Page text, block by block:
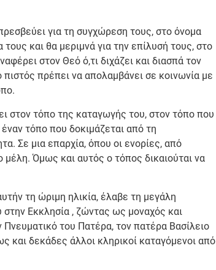
για τη συγχώρεση τους, στο όνομα
και θα μεριμνά για την επίλυσή τους, στο
στον Θεό ό,τι διχάζει και διασπά τον
πρέπει να απολαμβάνει σε κοινωνία με
στον τόπο της καταγωγής του, στον τόπο που
τόπο που δοκιμάζεται από τη
Σε μια επαρχία, όπου οι ενορίες, από
μέλη. Όμως και αυτός ο τόπος δικαιούται να
τη ώριμη ηλικία, έλαβε τη μεγάλη
Εκκλησία , ζώντας ως μοναχός και
του Πατέρα, τον πατέρα Βασίλειο
και δεκάδες άλλοι κληρικοί καταγόμενοι από